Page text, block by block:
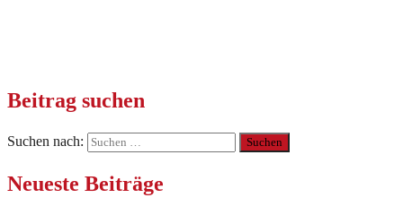
Beitrag suchen
Suchen nach:
Neueste Beiträge